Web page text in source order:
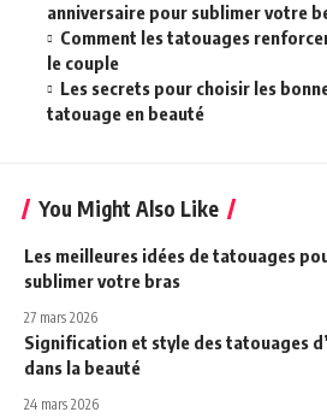
anniversaire pour sublimer votre
Comment les tatouages
le couple
Les secrets pour choisir les
tatouage en beauté
You Might Also Like
Les meilleures idées de tatouages
sublimer votre bras
27 mars 2026
Signification et style des tatouages
dans la beauté
24 mars 2026